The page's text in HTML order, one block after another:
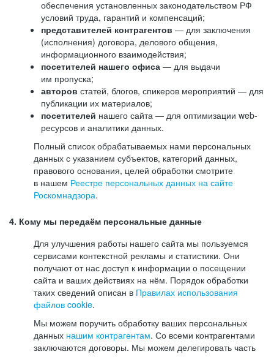
обеспечения установленных законодательством РФ
условий труда, гарантий и компенсаций;
представителей контрагентов — для заключения
(исполнения) договора, делового общения,
информационного взаимодействия;
посетителей нашего офиса — для выдачи
им пропуска;
авторов статей, блогов, спикеров мероприятий — для
публикации их материалов;
посетителей нашего сайта — для оптимизации web-
ресурсов и аналитики данных.
Полный список обрабатываемых нами персональных
данных с указанием субъектов, категорий данных,
правового основания, целей обработки смотрите
в нашем Реестре персональных данных на сайте
Роскомнадзора.
4. Кому мы передаём персональные данные
Для улучшения работы нашего сайта мы пользуемся
сервисами контекстной рекламы и статистики. Они
получают от нас доступ к информации о посещении
сайта и ваших действиях на нём. Порядок обработки
таких сведений описан в Правилах использования
файлов cookie.
Мы можем поручить обработку ваших персональных
данных нашим контрагентам. Со всеми контрагентами
заключаются договоры. Мы можем делегировать часть